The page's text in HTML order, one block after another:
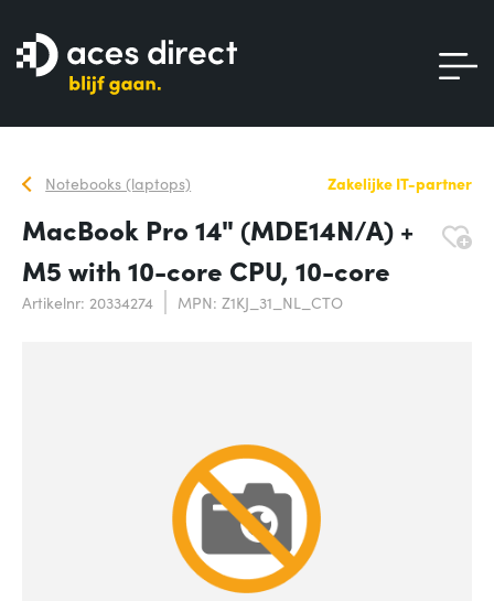
Notebooks (laptops) Zakelijke IT-partner
MacBook Pro 14" (MDE14N/A) +
M5 with 10-core CPU, 10-core
Artikelnr: 20334274 MPN: Z1KJ_31_NL_CTO